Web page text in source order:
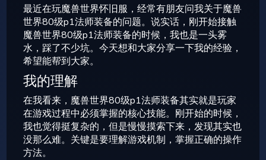
最近在玩魔兽世界怀旧服，经常有朋友问我关于魔兽
世界80级p1法师装备的问题。说实话，刚开始接触
魔兽世界80级p1法师装备的时候，我也是一头雾
水，踩了不少坑。今天想和大家分享一下我的经验，
希望能帮到大家。
我的理解
在我看来，魔兽世界80级p1法师装备其实就是玩家
在游戏过程中必须掌握的核心技能。刚开始的时候，
我也觉得挺复杂的，但是慢慢摸索下来，发现其实也
没那么难。关键是要理解游戏机制，掌握正确的操作
方法。